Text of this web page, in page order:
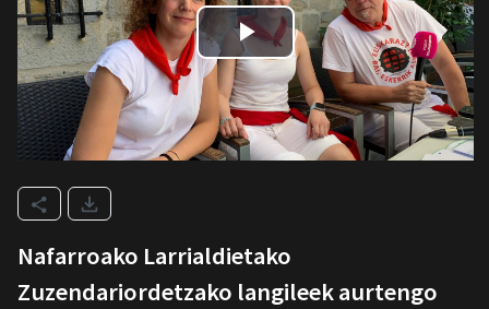
Nafarroako Larrialdietako
Zuzendariordetzako langileek aurtengo